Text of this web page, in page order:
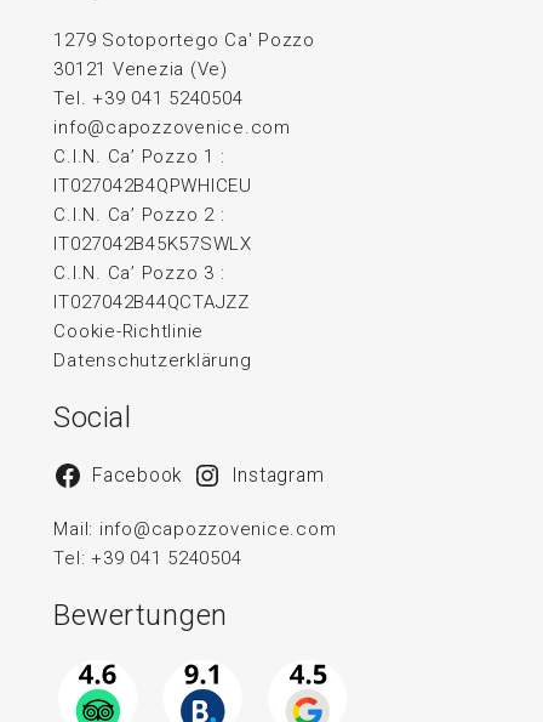
1279 Sotoportego Ca' Pozzo
30121 Venezia (Ve)
Tel. +39 041 5240504
info@capozzovenice.com
C.I.N. Ca’ Pozzo 1 :
IT027042B4QPWHICEU
C.I.N. Ca’ Pozzo 2 :
IT027042B45K57SWLX
C.I.N. Ca’ Pozzo 3 :
IT027042B44QCTAJZZ
Cookie-Richtlinie
Datenschutzerklärung
Social
Facebook Instagram
Mail: info@capozzovenice.com
Tel: +39 041 5240504
Bewertungen